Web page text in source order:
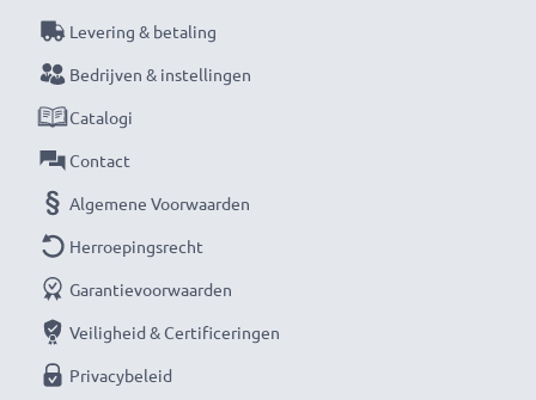
steenslag de voorste lens beschadigen
CELLONIC UV Lensbeschermingsfilter
Kleur: kleurneutraal fotofilter, helder glas
Materiaal: frame en schroefdraad gemaakt van Metaal
Geschikt voor lenzen met filterschroefdraad:49mm
diameter
★ 3 Jaar Garantie ★
CELLONIC filters staan voor hoogwaardige producten
met 36 maanden garantie!
Levering & betaling
Bedrijven & instellingen
Catalogi
Contact
Algemene Voorwaarden
Herroepingsrecht
Garantievoorwaarden
Veiligheid & Certificeringen
Privacybeleid